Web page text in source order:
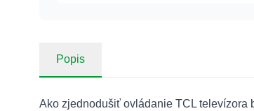
Popis
Ako zjednodušiť ovládanie TCL televízora